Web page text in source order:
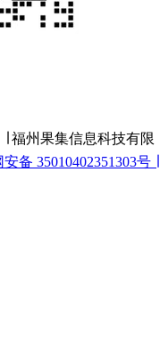
福州果集信息科技有限
备 35010402351303号 ∣